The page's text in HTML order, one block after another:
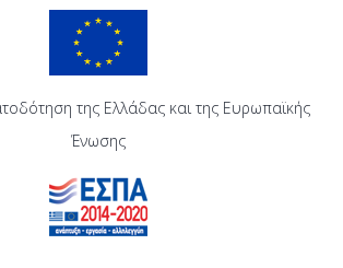
της Ελλάδας και της Ευρωπαϊκής
Ένωσης